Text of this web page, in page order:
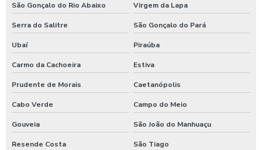
São Gonçalo do Rio Abaixo Virgem da Lapa
Serra do Salitre São Gonçalo do Pará
Ubaí Piraúba
Carmo da Cachoeira Estiva
Prudente de Morais Caetanópolis
Cabo Verde Campo do Meio
Gouveia São João do Manhuaçu
Resende Costa São Tiago